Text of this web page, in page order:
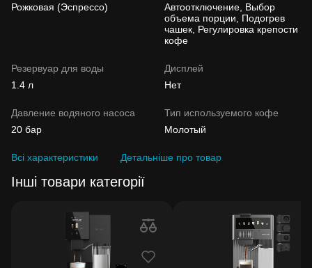
Рожковая (Эспрессо)
Автоотключение, Выбор
объема порции, Подогрев
чашек, Регулировка крепости
кофе
Резервуар для воды
1.4 л
Дисплей
Нет
Давление водяного насоса
20 бар
Тип используемого кофе
Молотый
Всі характеристики Детальніше про товар
Інші товари категорії